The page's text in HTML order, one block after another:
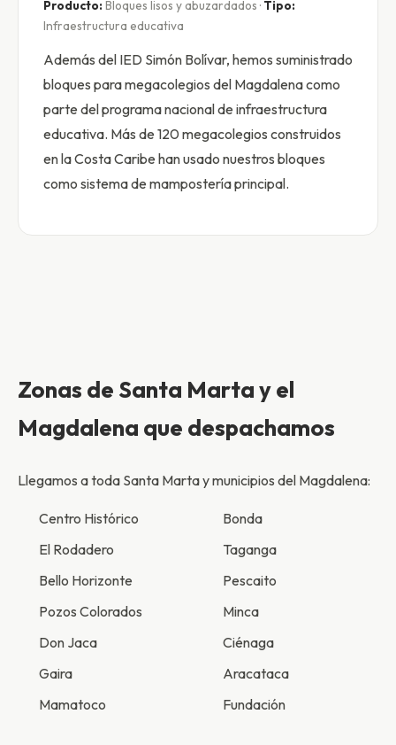
Producto: Bloques lisos y abuzardados · Tipo:
Infraestructura educativa
Además del IED Simón Bolívar, hemos suministrado
bloques para megacolegios del Magdalena como
parte del programa nacional de infraestructura
educativa. Más de 120 megacolegios construidos
en la Costa Caribe han usado nuestros bloques
como sistema de mampostería principal.
Zonas de Santa Marta y el
Magdalena que despachamos
Llegamos a toda Santa Marta y municipios del Magdalena:
Centro Histórico
El Rodadero
Bello Horizonte
Pozos Colorados
Don Jaca
Gaira
Mamatoco
Bonda
Taganga
Pescaito
Minca
Ciénaga
Aracataca
Fundación